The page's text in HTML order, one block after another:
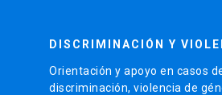
DISCRIMINACIÓN Y
Orientación y apoyo en casos
discriminación, violencia de